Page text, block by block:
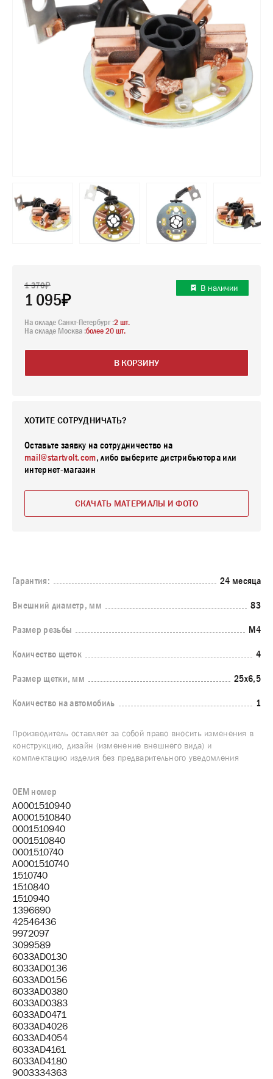
Гарантия:
24 месяца
Внешний диаметр, мм
83
Размер резьбы
M4
Количество щеток
4
Размер щетки, мм
25x6,5
Количество на автомобиль
1
Производитель оставляет за собой право вносить изменения в
конструкцию, дизайн (изменение внешнего вида) и
комплектацию изделия без предварительного уведомления
OEM номер
A0001510940
A0001510840
0001510940
0001510840
0001510740
A0001510740
1510740
1510840
1510940
1396690
42546436
9972097
3099589
6033AD0130
6033AD0136
6033AD0156
6033AD0380
6033AD0383
6033AD0471
6033AD4026
6033AD4054
6033AD4161
6033AD4180
9003334363
1 370
1 095
В наличии
На складе Санкт-Петербург :2 шт.
На складе Москва :более 20 шт.
В КОРЗИНУ
ХОТИТЕ СОТРУДНИЧАТЬ?
Оставьте заявку на сотрудничество на
mail@startvolt.com, либо выберите дистрибьютора или
интернет-магазин
СКАЧАТЬ МАТЕРИАЛЫ И ФОТО